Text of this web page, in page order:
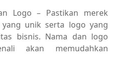
Logo – Pastikan merek
unik serta logo yang
bisnis. Nama dan logo
akan memudahkan